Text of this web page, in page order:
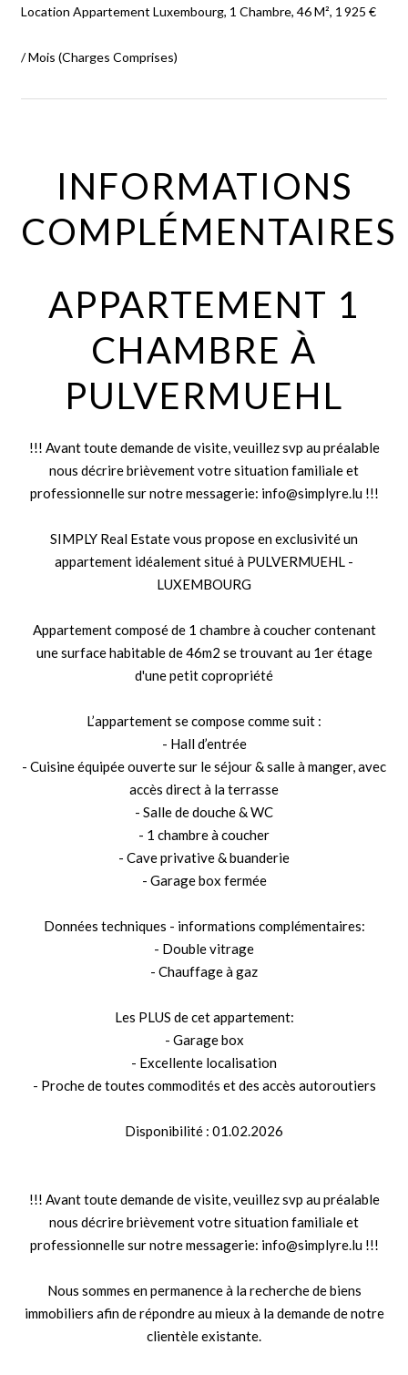
Location Appartement Luxembourg, 1 Chambre, 46 M², 1 925 €
/ Mois (Charges Comprises)
INFORMATIONS
COMPLÉMENTAIRES
APPARTEMENT 1
CHAMBRE À
PULVERMUEHL
!!! Avant toute demande de visite, veuillez svp au préalable
nous décrire brièvement votre situation familiale et
professionnelle sur notre messagerie: info@simplyre.lu !!!
SIMPLY Real Estate vous propose en exclusivité un
appartement idéalement situé à PULVERMUEHL -
LUXEMBOURG
Appartement composé de 1 chambre à coucher contenant
une surface habitable de 46m2 se trouvant au 1er étage
d'une petit copropriété
L’appartement se compose comme suit :
- Hall d’entrée
- Cuisine équipée ouverte sur le séjour & salle à manger, avec
accès direct à la terrasse
- Salle de douche & WC
- 1 chambre à coucher
- Cave privative & buanderie
- Garage box fermée
Données techniques - informations complémentaires:
- Double vitrage
- Chauffage à gaz
Les PLUS de cet appartement:
- Garage box
- Excellente localisation
- Proche de toutes commodités et des accès autoroutiers
Disponibilité : 01.02.2026
!!! Avant toute demande de visite, veuillez svp au préalable
nous décrire brièvement votre situation familiale et
professionnelle sur notre messagerie: info@simplyre.lu !!!
Nous sommes en permanence à la recherche de biens
immobiliers afin de répondre au mieux à la demande de notre
clientèle existante.